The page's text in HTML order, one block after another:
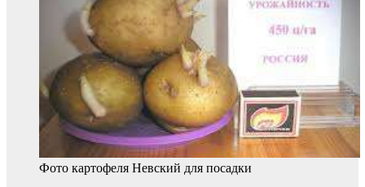
Фото картофеля Невский для посадки